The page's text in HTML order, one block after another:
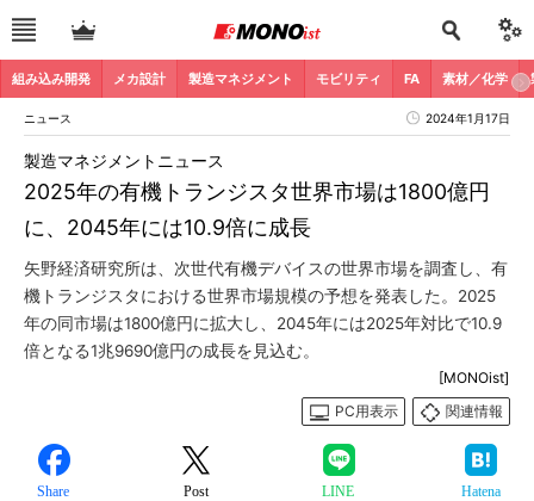
組み込み開発 メカ設計 製造マネジメント モビリティ FA 素材／化学
ニュース 2024年1月17日
2025年の有機トランジスタ世界市場は1800億円
に、2045年には10.9倍に成長
製造マネジメントニュース
矢野経済研究所は、次世代有機デバイスの世界市場を調査し、有
機トランジスタにおける世界市場規模の予想を発表した。2025
年の同市場は1800億円に拡大し、2045年には2025年対比で10.9
倍となる1兆9690億円の成長を見込む。
[MONOist]
PC用表示
関連情報
Share Post LINE Hatena